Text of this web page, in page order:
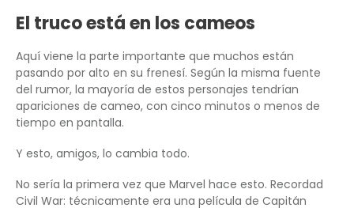
El truco está en los cameos
Aquí viene la parte importante que muchos están
pasando por alto en su frenesí. Según la misma fuente
del rumor, la mayoría de estos personajes tendrían
apariciones de cameo, con cinco minutos o menos de
tiempo en pantalla.
Y esto, amigos, lo cambia todo.
No sería la primera vez que Marvel hace esto. Recordad
Civil War: técnicamente era una película de Capitán